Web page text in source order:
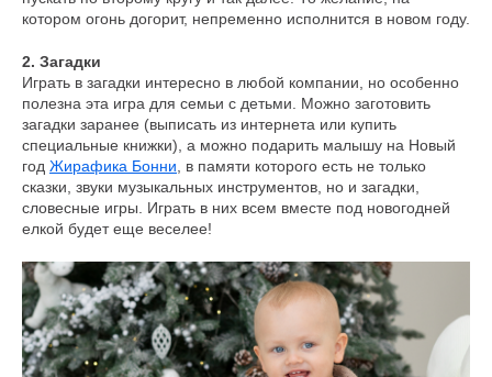
котором огонь догорит, непременно исполнится в новом году.
2. Загадки
Играть в загадки интересно в любой компании, но особенно
полезна эта игра для семьи с детьми. Можно заготовить
загадки заранее (выписать из интернета или купить
специальные книжки), а можно подарить малышу на Новый
год Жирафика Бонни, в памяти которого есть не только
сказки, звуки музыкальных инструментов, но и загадки,
словесные игры. Играть в них всем вместе под новогодней
елкой будет еще веселее!